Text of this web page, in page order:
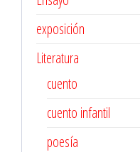
exposición
Literatura
cuento
cuento infantil
poesía